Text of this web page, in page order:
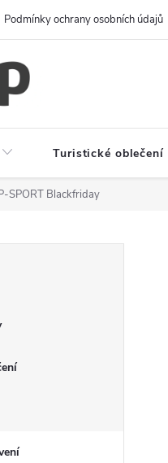
Podmínky ochrany osobních údajů
Turistické oblečení
SPORT Blackfriday